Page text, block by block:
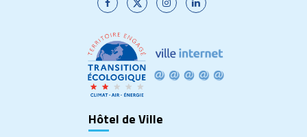
Lien
le
compte
Facebook
Lien
compte
Twitter
Lien
compte
Instagram
Lien
compte
Linkedin
Hôtel de Ville